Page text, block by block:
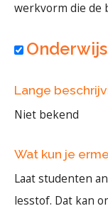
werkvorm die de
Lange
Niet bekend
Wat kun je
Laat studenten
lesstof. Dat kan